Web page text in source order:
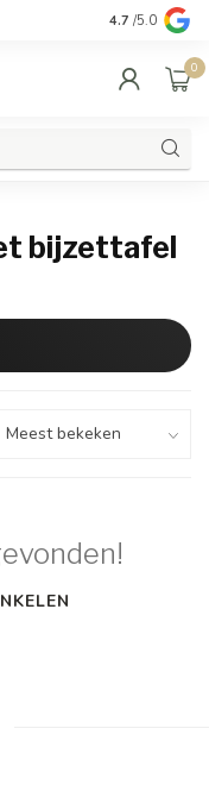
Kwaliteit &
4.7 /5.0
0
bijzettafel